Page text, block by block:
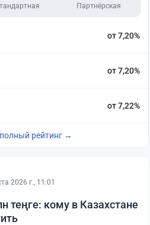
Партнёрская
от 7,20%
от 7,20%
от 7,22%
рейтинг →
2026 г., 11:01
теңге: кому в Казахстане